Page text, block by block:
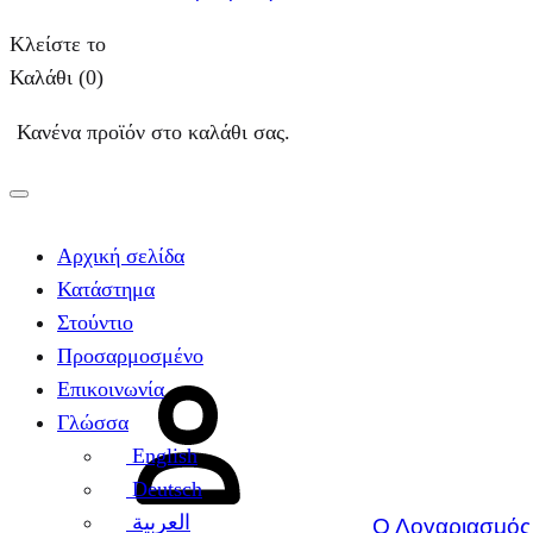
Κλείστε το
Καλάθι (0)
Κανένα προϊόν στο καλάθι σας.
Ο
Αρχική σελίδα
Κατάστημα
Στούντιο
Προσαρμοσμένο
Επικοινωνία
Γλώσσα
English
Deutsch
العربية